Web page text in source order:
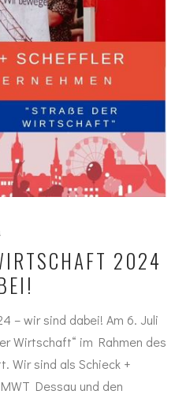
2024 –
– wir sind dabei! Am 6. Juli
Wirtschaft“ im Rahmen des
Wir sind als Schieck +
Dessau und den